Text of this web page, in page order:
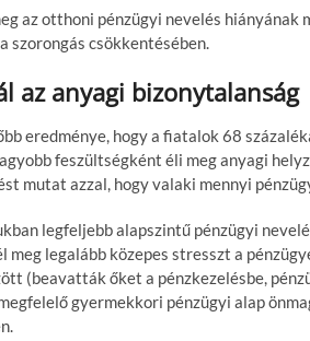
az otthoni pénzügyi nevelés hiányának
szorongás csökkentésében.
az anyagi bizonytalanság
eredménye, hogy a fiatalok 68
feszültségként éli meg anyagi
mutat azzal, hogy valaki mennyi
legfeljebb alapszintű pénzügyi
legalább közepes stresszt a
(beavatták őket a pénzkezelésbe,
gyermekkori pénzügyi alap